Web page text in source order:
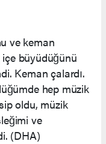
ve keman
içe büyüdüğünü
Keman çalardı.
hep müzik
oldu, müzik
ve
(DHA)